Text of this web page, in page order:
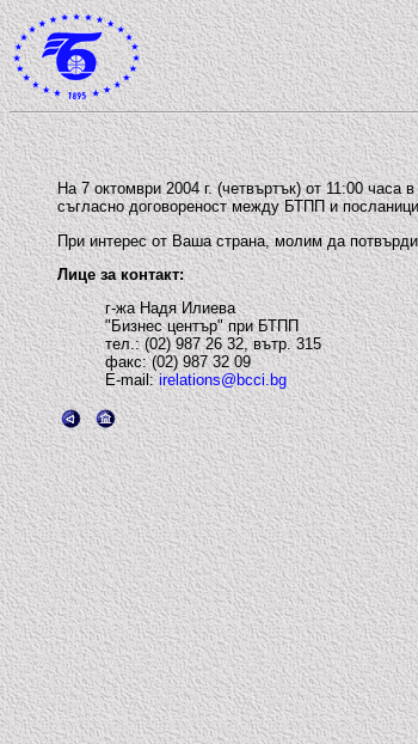
На 7 октомври 2004 г. (четвъртък) от 11:00
съгласно договореност между БТПП и
При интерес от Ваша страна, молим да
Лице за контакт:
г-жа Надя Илиева
"Бизнес център" при БТПП
тел.: (02) 987 26 32, вътр. 315
факс: (02) 987 32 09
E-mail:irelations@bcci.bg